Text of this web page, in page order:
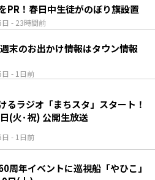
- 23時間前
PR！春日中生徒がのぼり旗設置
- 1日前
週末のお出かけ情報はタウン情報
- 1日前
るラジオ「まちスタ」スタート！
(火･祝) 公開生放送
周年イベントに巡視船「やひこ」